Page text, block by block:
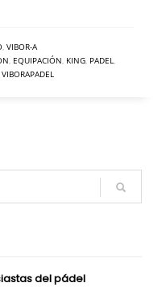
VIBOR-A
EQUIPACIÓN KING PADEL
VIBORAPADEL
del pádel